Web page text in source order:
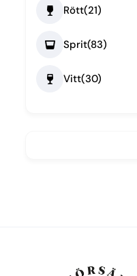
Rött(21)
Sprit(83)
Vitt(30)